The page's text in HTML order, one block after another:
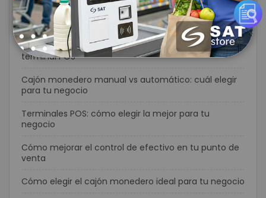
Pantallas táctiles para punto de venta: beneficios y
cómo elegir la mejor opción
7 señales de que tu negocio necesita actualizar su
terminal POS
Cajón monedero manual vs automático: cuál elegir
para tu negocio
Terminales POS: cómo elegir la mejor para tu
negocio
Cómo mejorar el control de efectivo en tu punto de
venta
Cómo elegir el cajón monedero ideal para tu negocio